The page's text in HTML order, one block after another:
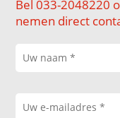
Bel 033-2048220
nemen direct